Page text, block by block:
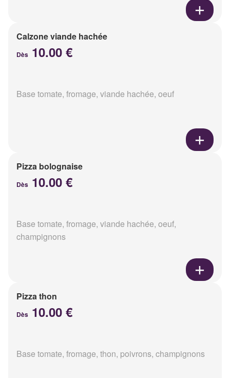
Calzone viande hachée
Dès 10.00 €
Base tomate, fromage, viande hachée, oeuf
Pizza bolognaise
Dès 10.00 €
Base tomate, fromage, viande hachée, oeuf,
champignons
Pizza thon
Dès 10.00 €
Base tomate, fromage, thon, poivrons, champignons